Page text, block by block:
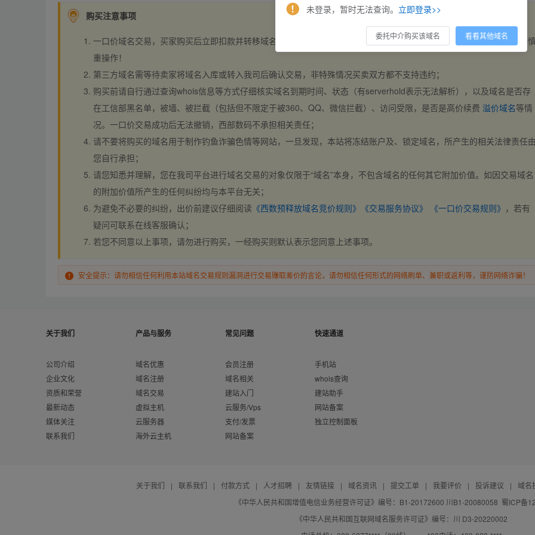
购买注意事项
一口价域名交易，买家购买后立即扣款并转移域名，交易自动完成。买卖双方都不支持违约，一旦出价不支持撤销，请
重操作！
第三方域名需等待卖家将域名入库或转入我司后确认交易，非特殊情况买卖双方都不支持违约；
购买前请自行通过查询whois信息等方式仔细核实域名到期时间、状态（有serverhold表示无法解析），以及域名是否存
在工信部黑名单，被墙、被拦截（包括但不限定于被360、QQ、微信拦截）、访问受限，是否是高价续费 溢价域名等情
况。一口价交易成功后无法撤销，西部数码不承担相关责任；
请不要将购买的域名用于制作钓鱼诈骗色情等网站，一旦发现，本站将冻结账户及、锁定域名，所产生的相关法律责任
您自行承担；
请您知悉并理解，您在我司平台进行域名交易的对象仅限于“域名”本身，不包含域名的任何其它附加价值。如因交易域名
的附加价值所产生的任何纠纷均与本平台无关；
为避免不必要的纠纷，出价前建议仔细阅读 《西数预释放域名竞价规则》 《交易服务协议》 《一口价交易规则》 ，若有
疑问可联系在线客服确认；
若您不同意以上事项，请勿进行购买，一经购买则默认表示您同意上述事项。
安全提示：请勿相信任何利用本站域名交易规则漏洞进行交易赚取差价的言论，请勿相信任何形式的网络刷单、兼职或返利等，谨防网络诈骗！
关于我们
公司介绍
企业文化
资质和荣誉
最新动态
媒体关注
联系我们
产品与服务
域名优惠
域名注册
域名交易
虚拟主机
云服务器
海外云主机
常见问题
会员注册
域名相关
建站入门
云服务/Vps
支付/发票
网站备案
快速通道
手机站
whois查询
建站助手
网站备案
独立控制面板
关于我们 | 联系我们 | 付款方式 | 人才招聘 | 友情链接 | 域名资讯 | 提交工单 | 我要评价 | 投诉建议 |
域名
《中华人民共和国增值电信业务经营许可证》编号：B1-20172600 川B1-20080058 蜀ICP备
《中华人民共和国互联网域名服务许可证》编号：川 D3-20220002
未登录，暂时无法查询。 立即登录>>
委托中介购买该域名 看看其他域名